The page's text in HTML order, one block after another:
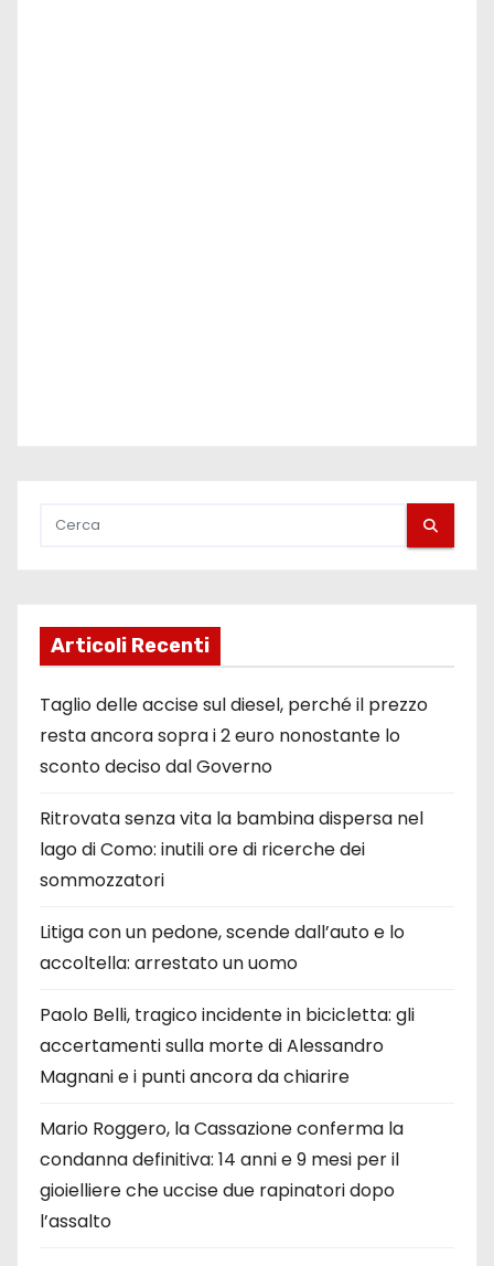
Articoli Recenti
Taglio delle accise sul diesel, perché il prezzo
resta ancora sopra i 2 euro nonostante lo
sconto deciso dal Governo
Ritrovata senza vita la bambina dispersa nel
lago di Como: inutili ore di ricerche dei
sommozzatori
Litiga con un pedone, scende dall’auto e lo
accoltella: arrestato un uomo
Paolo Belli, tragico incidente in bicicletta: gli
accertamenti sulla morte di Alessandro
Magnani e i punti ancora da chiarire
Mario Roggero, la Cassazione conferma la
condanna definitiva: 14 anni e 9 mesi per il
gioielliere che uccise due rapinatori dopo
l’assalto